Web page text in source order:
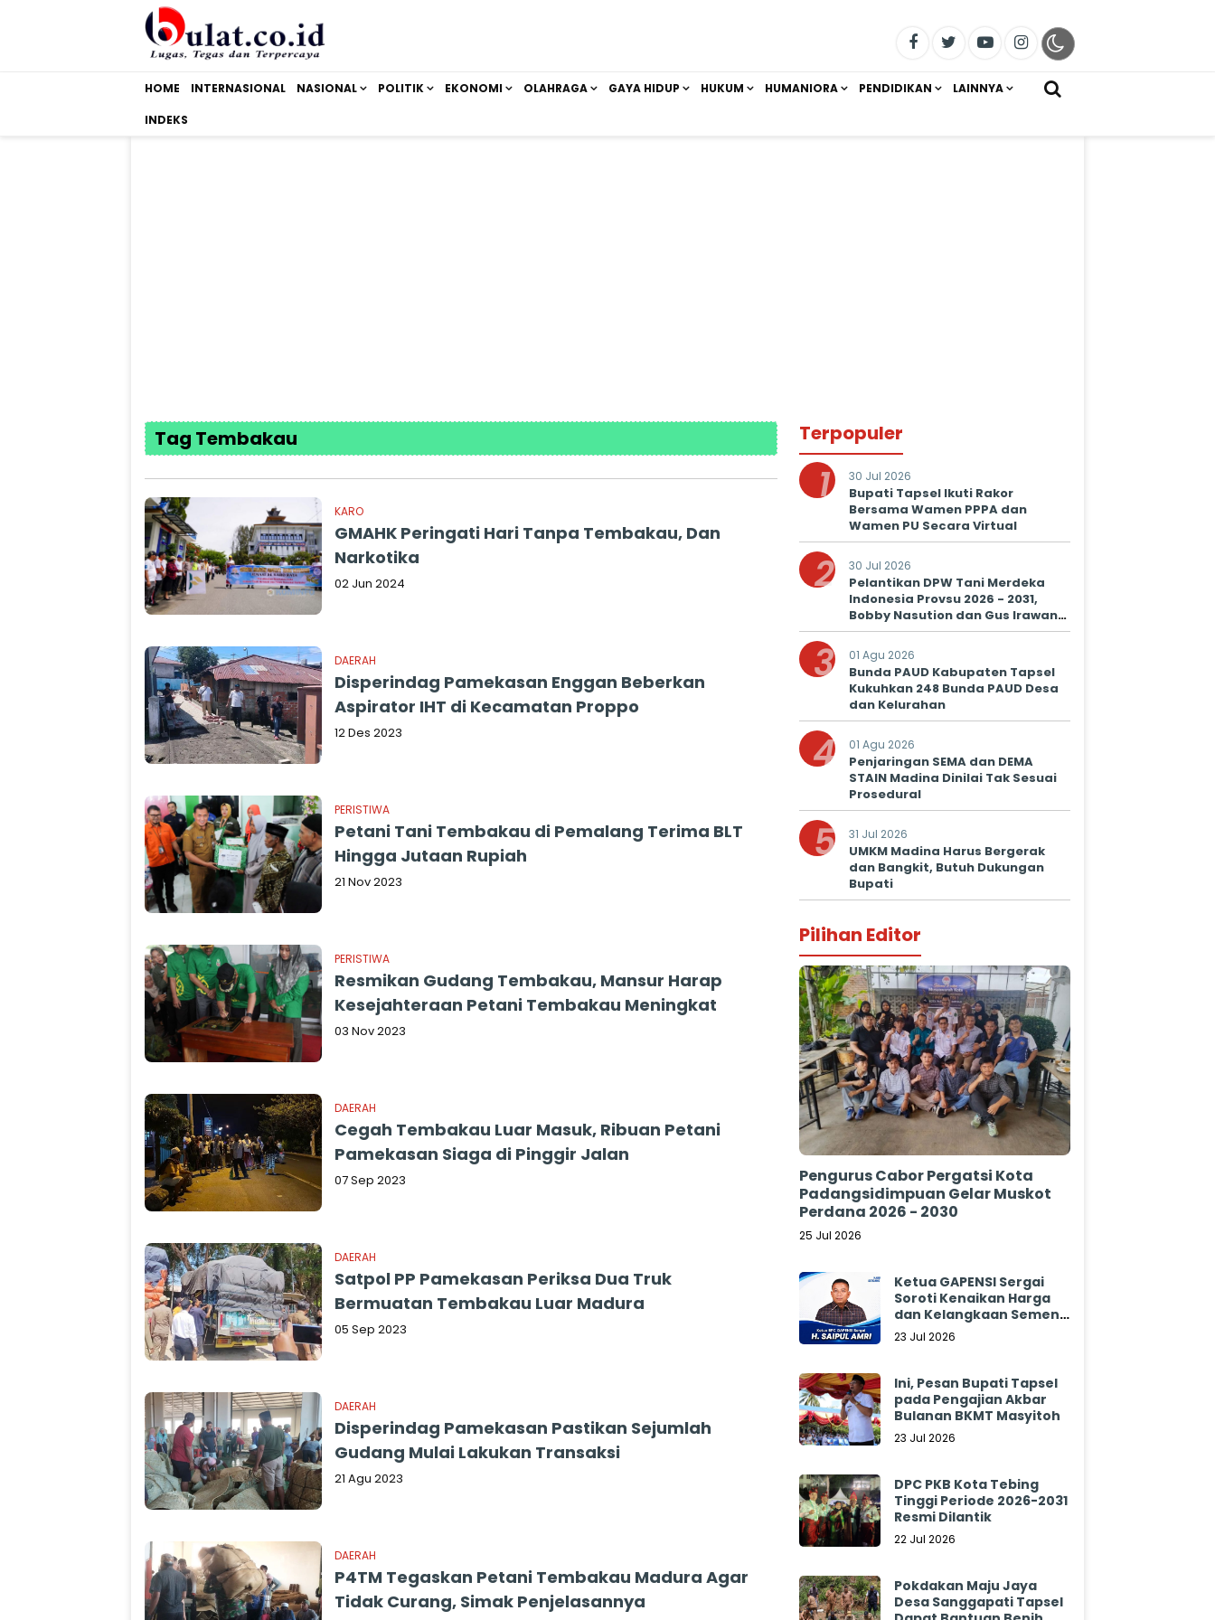
HOME INTERNASIONAL NASIONAL POLITIK EKONOMI OLAHRAGA GAYA HIDUP HUKUM HUMANIORA PENDIDIKAN LAINNYA
INDEKS
Tag Tembakau
KARO
GMAHK Peringati Hari Tanpa Tembakau, Dan
Narkotika
02 Jun 2024
DAERAH
Disperindag Pamekasan Enggan Beberkan
Aspirator IHT di Kecamatan Proppo
12 Des 2023
PERISTIWA
Petani Tani Tembakau di Pemalang Terima BLT
Hingga Jutaan Rupiah
21 Nov 2023
PERISTIWA
Resmikan Gudang Tembakau, Mansur Harap
Kesejahteraan Petani Tembakau Meningkat
03 Nov 2023
DAERAH
Cegah Tembakau Luar Masuk, Ribuan Petani
Pamekasan Siaga di Pinggir Jalan
07 Sep 2023
DAERAH
Satpol PP Pamekasan Periksa Dua Truk
Bermuatan Tembakau Luar Madura
05 Sep 2023
DAERAH
Disperindag Pamekasan Pastikan Sejumlah
Gudang Mulai Lakukan Transaksi
21 Agu 2023
DAERAH
P4TM Tegaskan Petani Tembakau Madura Agar
Tidak Curang, Simak Penjelasannya
Terpopuler
1 30 Jul 2026
Bupati Tapsel Ikuti Rakor
Bersama Wamen PPPA dan
Wamen PU Secara Virtual
2 30 Jul 2026
Pelantikan DPW Tani Merdeka
Indonesia Provsu 2026 - 2031,
Bobby Nasution dan Gus Irawan
Serukan Kolaborasi Wujudkan
Ketapang dan Kesejahteraan
Petani
3 01 Agu 2026
Bunda PAUD Kabupaten Tapsel
Kukuhkan 248 Bunda PAUD Desa
dan Kelurahan
4 01 Agu 2026
Penjaringan SEMA dan DEMA
STAIN Madina Dinilai Tak Sesuai
Prosedural
5 31 Jul 2026
UMKM Madina Harus Bergerak
dan Bangkit, Butuh Dukungan
Bupati
Pilihan Editor
Pengurus Cabor Pergatsi Kota
Padangsidimpuan Gelar Muskot
Perdana 2026 - 2030
25 Jul 2026
Ketua GAPENSI Sergai
Soroti Kenaikan Harga
dan Kelangkaan Semen,
Minta Pemerintah
23 Jul 2026
Ini, Pesan Bupati Tapsel
pada Pengajian Akbar
Bulanan BKMT Masyitoh
23 Jul 2026
DPC PKB Kota Tebing
Tinggi Periode 2026-2031
Resmi Dilantik
22 Jul 2026
Pokdakan Maju Jaya
Desa Sanggapati Tapsel